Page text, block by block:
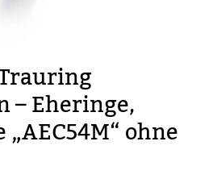
– Eheringe,
ohne